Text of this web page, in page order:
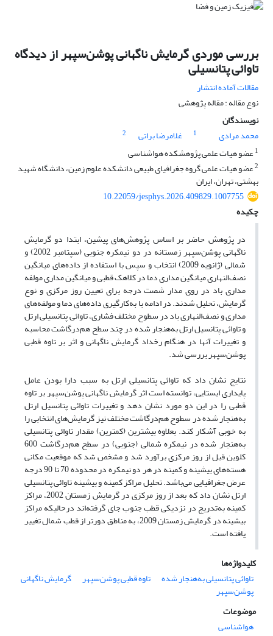
بررسی موردی گرمایش ناگهانی پوشن‌سپهر از دیدگاه
تاوائی پتانسیلی
مقالات آماده انتشار
نوع مقاله : مقاله پژوهشی
نویسندگان
محمد مرادی
1 غلامرضا براتی
2
1عضو هیات علمی پژوهشکده هواشناسی
2عضو هیات علمی گروه جغرافیای طبیعی دانشکده علوم زمین، دانشگاه شهید
بهشتی، تهران، ایران
10.22059/jesphys.2026.409829.1007755
چکیده
در پژوهش حاضر بر اساس پژوهش‌های پیشین، ابتدا دو گرمایش
ناگهانی پوشن‌سپهر زمستانه در دو نیمکره جنوبی (سپتامبر 2002) و
شمالی (ژانویه 2009) انتخاب و سپس با استفاده از داده‌های میانگین
نصف‌النهاری میانگین مداری دما در کلاهک قطبی و میانگین مداری مولفه
مداری باد در روی مدار شصت درجه برای تعیین روز مرکزی و نوع
گرمایش، تحلیل شدند. در ادامه با به‌کارگیری داده‌های دما و مولفه‌های
مداری و نصف‌النهاری باد در سطوح مختلف فشاری، تاوائی پتانسیلی ارتل
و تاوائی پتانسیل ارتل به‌هنجار شده در چند سطح هم‌درگاشت محاسبه
و تغییرات آنها در هنگام رخداد گرمایش ناگهانی و اثر بر تاوه قطبی
پوشن‌سپهر بررسی شد.
نتایج نشان داد که تاوائی پتانسیلی ارتل به سبب دارا بودن عامل
پایداری ایستایی، توانسته است اثر گرمایش ناگهانی پوشن‌سپهر بر تاوه
قطبی را در این دو مورد نشان دهد و تغییرات تاوائی پتانسیل ارتل
به‌هنجار شده در سطوح هم‌درگاشت مختلف نیز گرمایش‌های انتخابی را
به خوبی آشکار کند. بعلاوه بیشترین (کمترین) مقدار تاوائی پتانسیلی
به‌هنجار شده در نیمکره شمالی (جنوبی) در سطح هم‌درگاشت 600
کلوین قبل از روز مرکزی برآورد شد و مشخص شد که موقعیت مکانی
هسته‌های بیشینه و کمینه در هر دو نیمکره در محدوده 70 تا 90 درجه
عرض جغرافیایی می‌باشد. تحلیل مراکز کمینه و بیشینه تاوائی پتانسیلی
ارتل نشان داد که بعد از روز مرکزی در گرمایش زمستان 2002، مراکز
کمینه به‌تدریج در نزدیکی قطب جنوب جای گرفته‌اند درحالیکه مراکز
بیشینه در گرمایش زمستان 2009، به مناطق دورتر از قطب شمال تغییر
یافته است.
کلیدواژه‌ها
تاوائی پتانسیلی به‌هنجار شده
تاوه قطبی پوشن‌سپهر گرمایش ناگهانی
پوشن‌سپهر
موضوعات
هواشناسی